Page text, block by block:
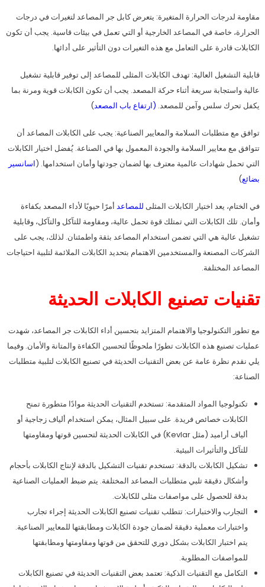
مقاومة لدرجات الحرارة المتغيرة: يتعرض كابل جر المصاعد لتغيرات في درجات
الحرارة، خاصة في المصاعد الخارجية أو التي تعمل في بيئات قاسية. يجب أن تكون
الكابلات قادرة على التعامل مع هذه التغيرات دون التأثير على أدائها.
قابلية التشغيل العالية: تهدف الكابلات المثلى للمصاعد إلى توفير قابلية تشغيل
عالية واستجابة سريعة أثناء حركة المصعد. يجب أن تكون الكابلات قوية ومرنة بما
يكفل تحرك سلس وآمن للمصعد. (ارتفاع باب المصعد)
توافق مع متطلبات السلامة والمعايير الصناعية: يجب على الكابلات المصاعد أن
تتوافق مع معايير السلامة والجودة المعمول بها في الصناعة. يُفضل اختيار الكابلات
التي تحمل شهادات عالمية معترف بها لضمان جودتها وأمان استخدامها. (اسانسير
بضائع)
في الختام، يعد اختيار الكابلات المثلى للمصاعدأمرًا حيويًا لأداء المصعد بكفاءة
وأمان. تلك الكابلات التي تمتلك قوة تحمل عالية، ومقاومة للتآكل والتآكل، وقابلية
تشغيل عالية هي التي تضمن استخدام المصاعد بثقة واطمئنان. لذلك، يجب على
الشركات المصنعة والمستخدمين الاهتمام بتحديد الكابلات الملائمة لتلبية احتياجات
المصاعد المختلفة.
تقنيات تصنيع الكابلات الحديثة
مع تطور التكنولوجيا والاهتمام المتزايد بتحسين أداء الكابلات جر المصاعد، شهدت
عمليات تصنيع هذه الكابلات تطورًا ملحوظًا لتحسين الكفاءة والمتانة والأمان. وفيما
يلي نقدم نظرة عامة عن بعض التقنيات الحديثة في تصنيع الكابلات لتلبية متطلبات
الصناعة:
تكنولوجيا المواد المتقدمة: تستخدم التقنيات الحديثة موادًا متطورة تمنح
الكابلات خصائص فريدة. على سبيل المثال، يمكن استخدام ألياف زجاجية أو
ألياف أراميد (مثل Kevlar) في الكابلات الحديثة لتحسين قوتها ومقاومتها
للتآكل والتأثيرات البيئية.
تشكيل الكابلات بالدقة: تستخدم تقنيات التشكيل بالدقة لإنتاج الكابلات بأحجام
وأشكال دقيقة تلبي متطلبات المصاعد المختلفة. يتم ضبط العمليات الصناعية
بدقة للحصول على مواصفات مثلى للكابلات.
التجارب والاختبارات: تتطلب تقنيات تصنيع الكابلات الحديثة إجراء تجارب
واختبارات معملية دقيقة لضمان جودة الكابلات ومطابقتها للمعايير الصناعية.
يتم اختبار الكابلات بشكل دوري للتحقق من قوتها ومقاومتها ومطابقتها
للمواصفات المطلوبة.
التكامل مع التقنيات الذكية: تعتمد بعض التقنيات الحديثة في تصنيع الكابلات